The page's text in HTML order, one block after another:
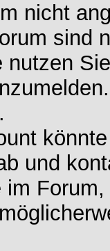
nicht
sind
nutzen
.
und